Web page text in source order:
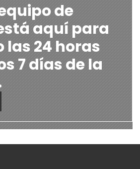
de
aquí para
24 horas
7 días de la